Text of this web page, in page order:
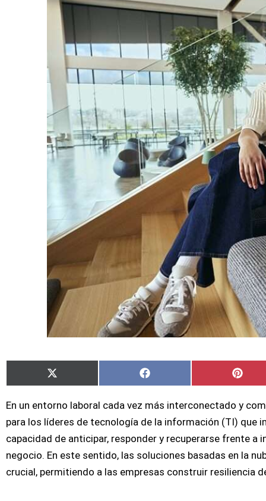
Compartir
en
X
(Twitter)
Compartir
en
Facebook
en
En un entorno laboral cada vez más interconectado y
para los líderes de tecnología de la información (TI) que
capacidad de anticipar, responder y recuperarse frente
negocio. En este sentido, las soluciones basadas en la
crucial, permitiendo a las empresas construir resiliencia